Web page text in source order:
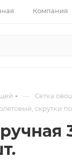
Компания
— Сетка
скрутки по